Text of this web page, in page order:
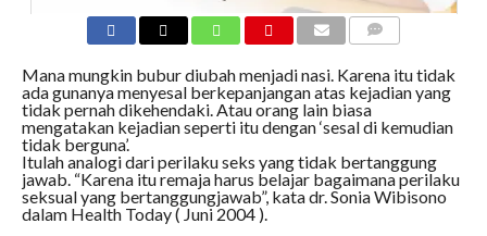
Mana mungkin bubur diubah menjadi nasi. Karena itu tidak
ada gunanya menyesal berkepanjangan atas kejadian yang
tidak pernah dikehendaki. Atau orang lain biasa
mengatakan kejadian seperti itu dengan ‘sesal di kemudian
tidak berguna’.
Itulah analogi dari perilaku seks yang tidak bertanggung
jawab. “Karena itu remaja harus belajar bagaimana perilaku
seksual yang bertanggungjawab”, kata dr. Sonia Wibisono
dalam Health Today ( Juni 2004 ).